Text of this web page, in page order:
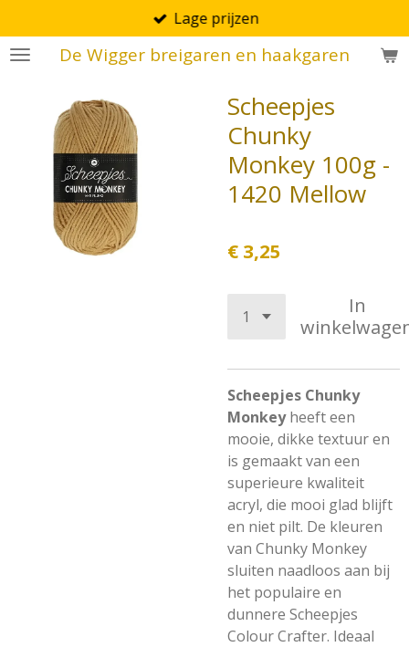
direct
naar
hoofdinhoud
De Wigger breigaren en haakgaren
Lage prijzen
Scheepjes
Chunky
Monkey 100g -
1420 Mellow
€ 3,25
In
Scheepjes Chunky
Monkeyheeft een
mooie, dikke textuur en
is gemaakt van een
superieure kwaliteit
acryl, die mooi glad blijft
en niet pilt. De kleuren
van Chunky Monkey
sluiten naadloos aan bij
het populaire en
dunnere Scheepjes
Colour Crafter. Ideaal